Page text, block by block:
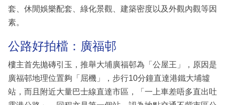
套、休閒娛樂配套、綠化景觀、建築密度以及外觀內觀等因
素。
公路好拍檔：廣福邨
樓主首先拋磚引玉，推舉大埔廣福邨為「公屋王」，原因是
廣福邨地理位置夠「屈機」，步行10分鐘直達港鐵大埔墟
站，而且附近大量巴士線直達市區，「一上車差唔多直出吐